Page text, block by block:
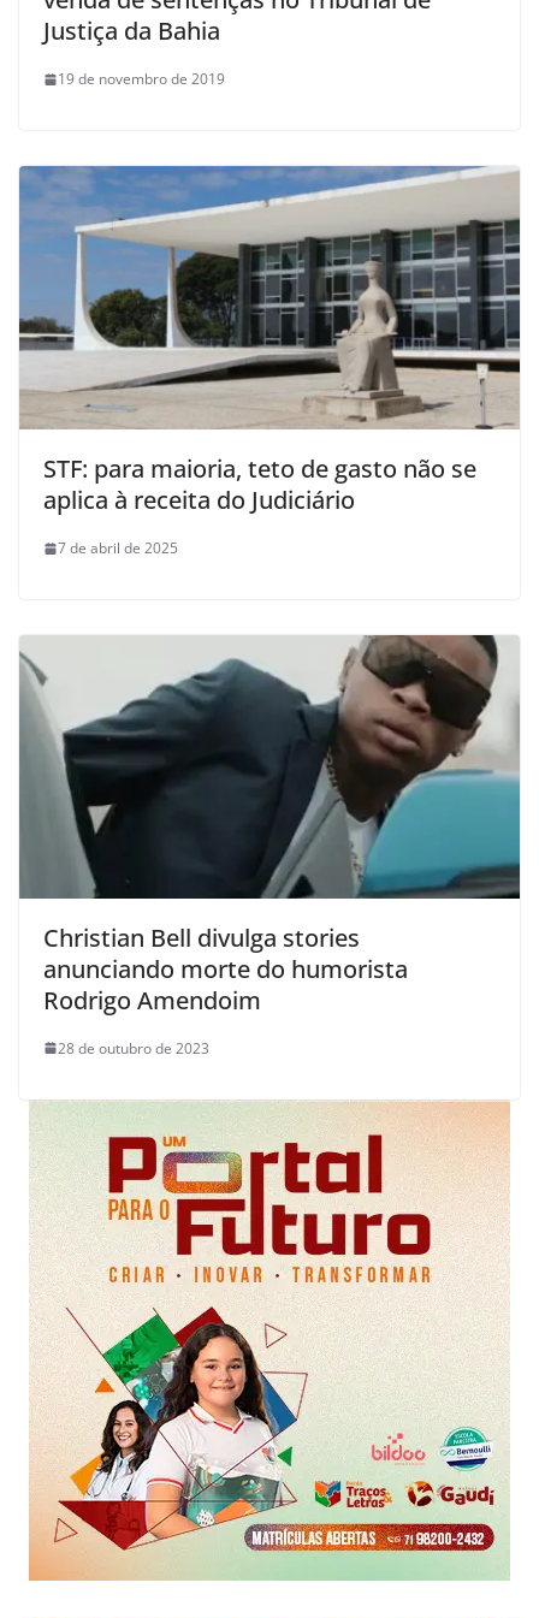
Justiça da Bahia
19 de novembro de 2019
STF: para maioria, teto de gasto não se
aplica à receita do Judiciário
7 de abril de 2025
Christian Bell divulga stories
anunciando morte do humorista
Rodrigo Amendoim
28 de outubro de 2023